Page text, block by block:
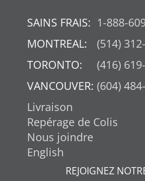
SAINS FRAIS: 1-888-
MONTREAL:
(514)
TORONTO:
(416)
VANCOUVER: (604)
Livraison
Repérage de Colis
Nous joindre
English
REJOIGNEZ